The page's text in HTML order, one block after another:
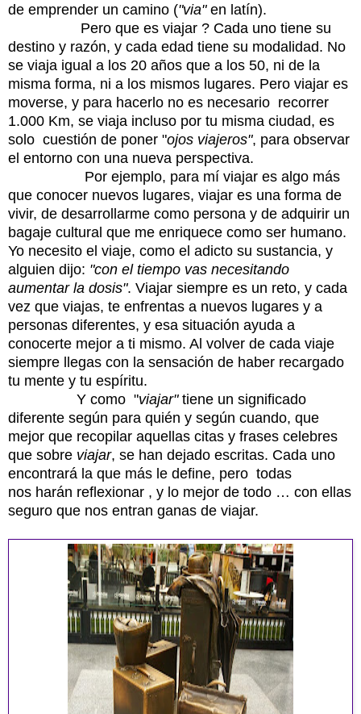
de emprender un camino ("via"en latín).
Pero que es viajar ? Cada uno tiene su
destino y razón, y cada edad tiene su modalidad. No
se viaja igual a los 20 años que a los 50, ni de la
misma forma, ni a los mismos lugares. Pero viajar es
moverse, y para hacerlo no es necesario recorrer
1.000 Km, se viaja incluso por tu misma ciudad, es
solo cuestión de poner "ojos viajeros", para observar
el entorno con una nueva perspectiva.
Por ejemplo, para mí viajar es algo más
que conocer nuevos lugares, viajar es una forma de
vivir, de desarrollarme como persona y de adquirir un
bagaje cultural que me enriquece como ser humano.
Yo necesito el viaje, como el adicto su sustancia, y
alguien dijo: "con el tiempo vas necesitando
aumentar la dosis". Viajar siempre es un reto, y cada
vez que viajas, te enfrentas a nuevos lugares y a
personas diferentes, y esa situación ayuda a
conocerte mejor a ti mismo. Al volver de cada viaje
siempre llegas con la sensación de haber recargado
tu mente y tu espíritu.
Y como "viajar"tiene un significado
diferente según para quién y según cuando, que
mejor que recopilar aquellas citas y frases celebres
que sobre viajar, se han dejado escritas. Cada uno
encontrará la que más le define, pero todas
nos harán reflexionar , y lo mejor de todo … con ellas
seguro que nos entran ganas de viajar.